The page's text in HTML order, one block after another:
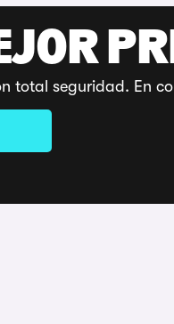
total seguridad. En